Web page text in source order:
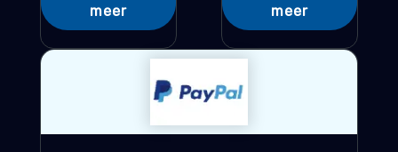
meer
meer